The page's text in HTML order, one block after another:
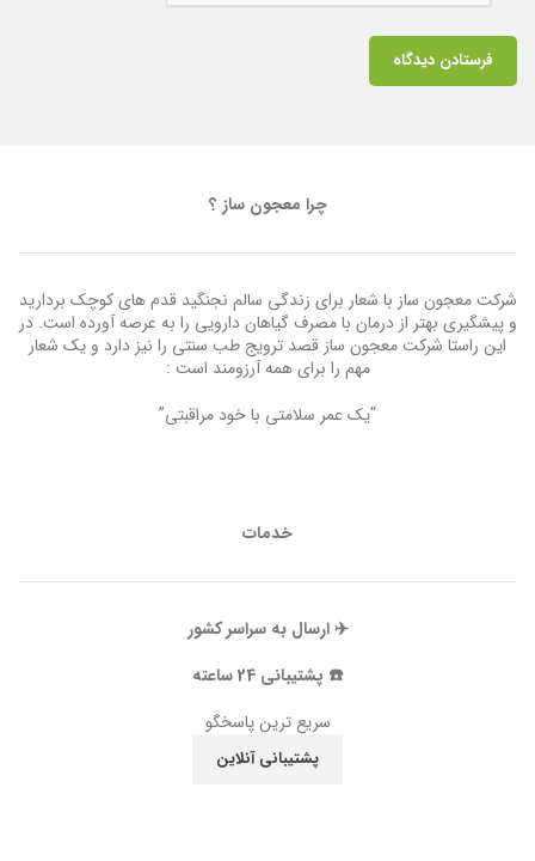
چرا معجون ساز ؟
شرکت معجون ساز با شعار برای زندگی سالم نجنگید قدم های کوچک بردارید
و پیشگیری بهتر از درمان با مصرف گیاهان دارویی را به عرصه آورده است. در
این راستا شرکت معجون ساز قصد ترویج طب سنتی را نیز دارد و یک شعار
مهم را برای همه آرزومند است :
“یک عمر سلامتی با خود مراقبتی”
خدمات
✈️ ارسال به سراسر کشور
☎️ پشتیبانی 24 ساعته
سریع ترین پاسخگو
پشتیبانی آنلاین